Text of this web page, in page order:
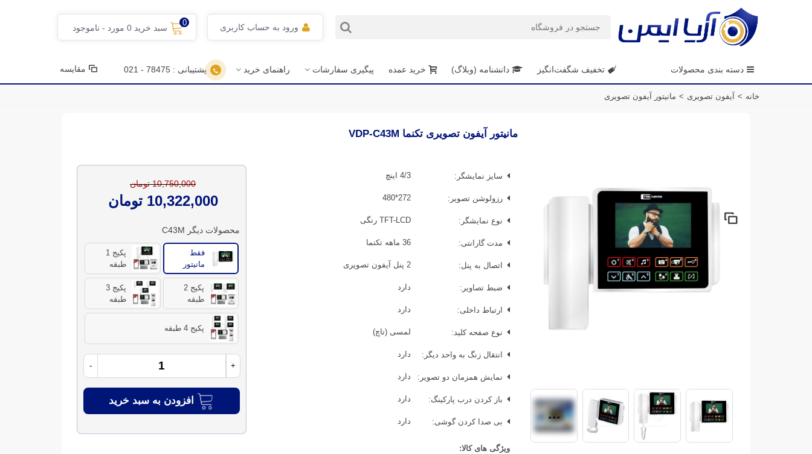
ورود به حساب کاربری
0
سبد خرید 0 مورد - ناموجود
دسته بندی محصولات تخفیف شگفت‌انگیز دانشنامه (وبلاگ) خرید عمده پیگیری سفارشات راهنمای خرید پشتیبانی : 78475 - 021 مقایسه
خانه > آیفون تصویری > مانیتور آیفون تصویری
مانیتور آیفون تصویری تکنما VDP-C43M
سایز نمایشگر: 4/3 اینچ
رزولوشن تصویر: 272*480
نوع نمایشگر: TFT-LCD رنگی
مدت گارانتی: 36 ماهه تکنما
اتصال به پنل: 2 پنل آیفون تصویری
ضبط تصاویر: دارد
ارتباط داخلی: دارد
نوع صفحه کلید: لمسی (تاچ)
انتقال زنگ به واحد دیگر: دارد
نمایش همزمان دو تصویر: دارد
باز کردن درب پارکینگ: دارد
بی صدا کردن گوشی: دارد
ویژگی های کالا:
10,750,000 تومان
10,322,000 تومان
محصولات دیگر C43M
فقط
مانیتور
پکیج 1
طبقه
پکیج 2
طبقه
پکیج 3
طبقه
پکیج 4 طبقه
- +
افزودن به سبد خرید